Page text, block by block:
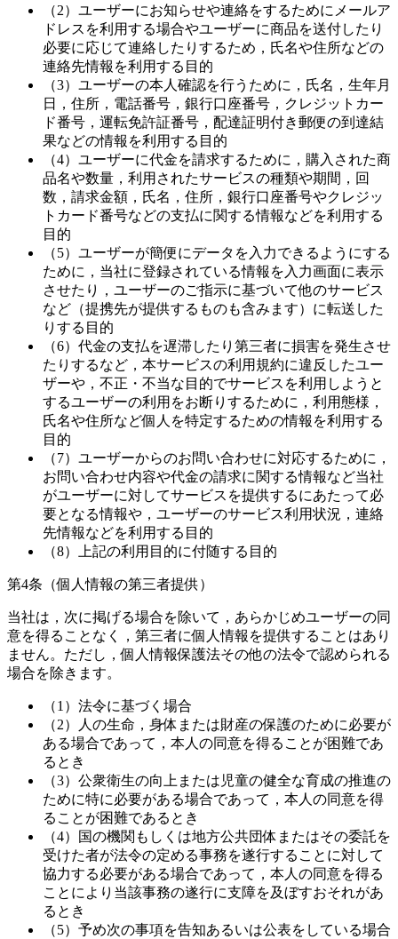
（2）ユーザーにお知らせや連絡をするためにメールア
ドレスを利用する場合やユーザーに商品を送付したり
必要に応じて連絡したりするため，氏名や住所などの
連絡先情報を利用する目的
（3）ユーザーの本人確認を行うために，氏名，生年月
日，住所，電話番号，銀行口座番号，クレジットカー
ド番号，運転免許証番号，配達証明付き郵便の到達結
果などの情報を利用する目的
（4）ユーザーに代金を請求するために，購入された商
品名や数量，利用されたサービスの種類や期間，回
数，請求金額，氏名，住所，銀行口座番号やクレジッ
トカード番号などの支払に関する情報などを利用する
目的
（5）ユーザーが簡便にデータを入力できるようにする
ために，当社に登録されている情報を入力画面に表示
させたり，ユーザーのご指示に基づいて他のサービス
など（提携先が提供するものも含みます）に転送した
りする目的
（6）代金の支払を遅滞したり第三者に損害を発生させ
たりするなど，本サービスの利用規約に違反したユー
ザーや，不正・不当な目的でサービスを利用しようと
するユーザーの利用をお断りするために，利用態様，
氏名や住所など個人を特定するための情報を利用する
目的
（7）ユーザーからのお問い合わせに対応するために，
お問い合わせ内容や代金の請求に関する情報など当社
がユーザーに対してサービスを提供するにあたって必
要となる情報や，ユーザーのサービス利用状況，連絡
先情報などを利用する目的
（8）上記の利用目的に付随する目的
第4条（個人情報の第三者提供）
当社は，次に掲げる場合を除いて，あらかじめユーザーの同
意を得ることなく，第三者に個人情報を提供することはあり
ません。ただし，個人情報保護法その他の法令で認められる
場合を除きます。
（1）法令に基づく場合
（2）人の生命，身体または財産の保護のために必要が
ある場合であって，本人の同意を得ることが困難であ
るとき
（3）公衆衛生の向上または児童の健全な育成の推進の
ために特に必要がある場合であって，本人の同意を得
ることが困難であるとき
（4）国の機関もしくは地方公共団体またはその委託を
受けた者が法令の定める事務を遂行することに対して
協力する必要がある場合であって，本人の同意を得る
ことにより当該事務の遂行に支障を及ぼすおそれがあ
るとき
（5）予め次の事項を告知あるいは公表をしている場合